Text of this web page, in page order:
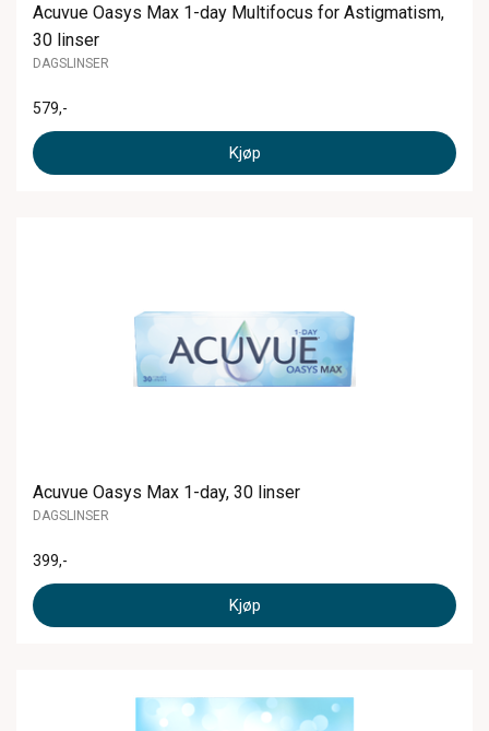
Acuvue Oasys Max 1-day Multifocus for Astigmatism,
30 linser
DAGSLINSER
579,-
Kjøp
Acuvue Oasys Max 1-day, 30 linser
DAGSLINSER
399,-
Kjøp